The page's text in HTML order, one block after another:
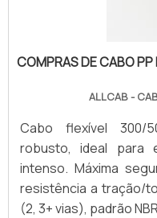
COMPRAS DE CABO PP
ALLCAB -
Cabo flexível 300/
robusto, ideal para
intenso. Máxima
resistência a tração/
(2, 3+ vias), padrão